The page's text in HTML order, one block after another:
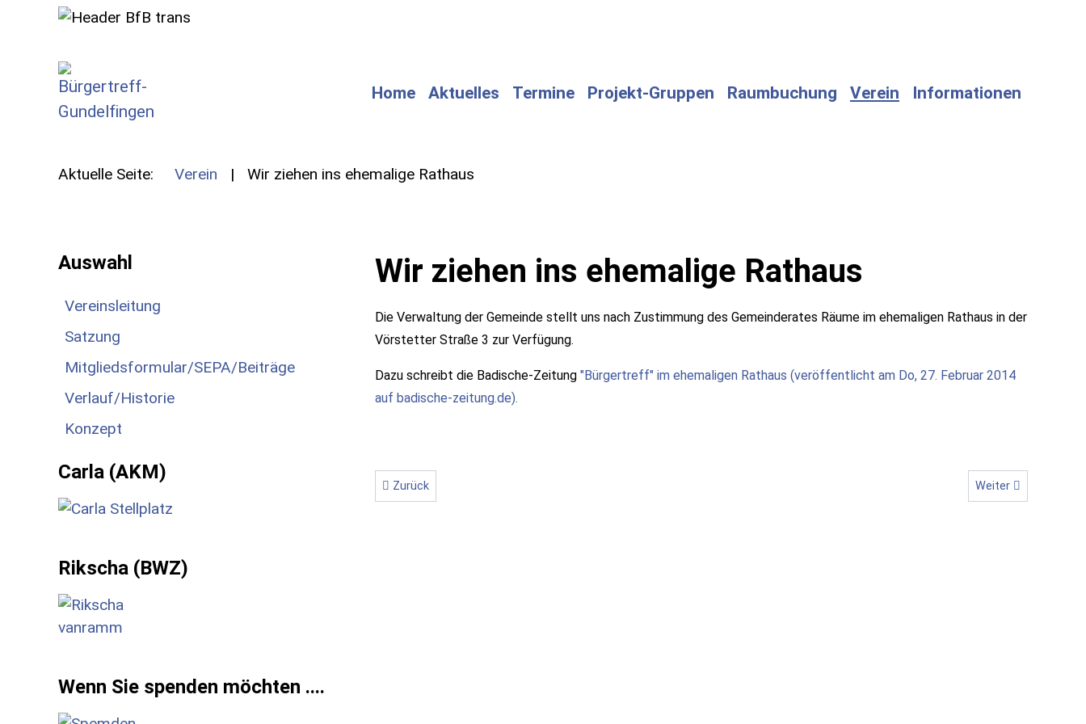
SKIP TO MAIN CONTENT
Home
Aktuelles Termine Projekt-Gruppen Raumbuchung Verein Informationen
Aktuelle Seite: Verein Wir ziehen ins ehemalige Rathaus
Auswahl
Vereinsleitung
Satzung
Mitgliedsformular/SEPA/Beiträge
Verlauf/Historie
Konzept
Carla (AKM)
Rikscha (BWZ)
Wenn Sie spenden möchten ....
Wir ziehen ins ehemalige Rathaus
Die Verwaltung der Gemeinde stellt uns nach Zustimmung des Gemeinderates Räume im ehemaligen Rathaus in der
Vörstetter Straße 3 zur Verfügung.
Dazu schreibt die Badische-Zeitung "Bürgertreff" im ehemaligen Rathaus (veröffentlicht am Do, 27. Februar 2014
auf badische-zeitung.de).
Vorheriger Beitrag: Der Bürgertreff öffnet seine Türen....
Zurück Nächster Beitrag:
Weiter